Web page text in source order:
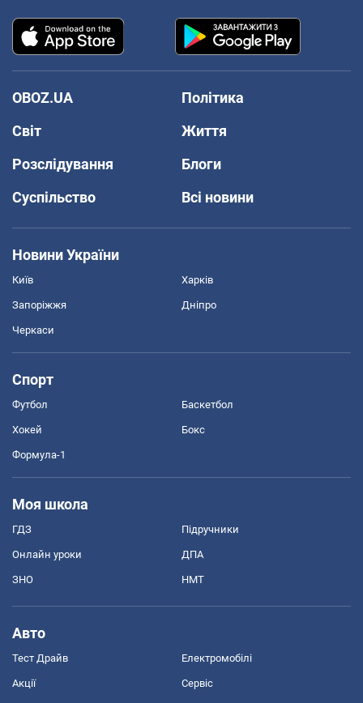
OBOZ.UA
Політика
Світ
Життя
Розслідування
Блоги
Суспільство
Всі новини
Новини України
Київ Харків
Запоріжжя Дніпро
Черкаси
Спорт
Футбол Баскетбол
Хокей Бокс
Формула-1
Моя школа
ГДЗ Підручники
Онлайн уроки ДПА
ЗНО НМТ
Авто
Тест Драйв Електромобілі
Акції Сервіс